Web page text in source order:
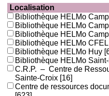
Localisation
Bibliothèque HELMo
Bibliothèque HELMo
Bibliothèque HELMo
Bibliothèque HELMo CFEL
Bibliothèque HELMo Huy
Bibliothèque HELMo
C.R.P. – Centre de
Sainte-Croix [16]
Centre de ressources